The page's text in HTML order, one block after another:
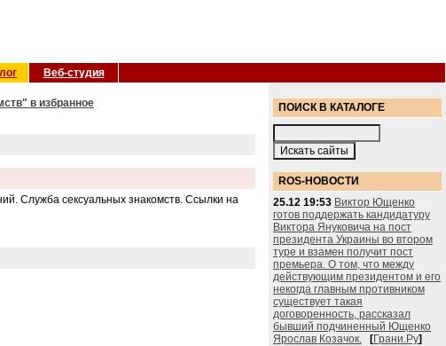
Веб-студия
в избранное
Служба сексуальных знакомств. Ссылки на
ПОИСК В КАТАЛОГЕ
ROS-НОВОСТИ
25.12 19:53 Виктор Ющенко
готов поддержать кандидатуру
Виктора Януковича на пост
президента Украины во втором
туре и взамен получит пост
премьера. О том, что между
действующим президентом и его
некогда главным противником
существует такая
договоренность, рассказал
бывший подчиненный Ющенко
Ярослав Козачок.
[Грани.Ру]